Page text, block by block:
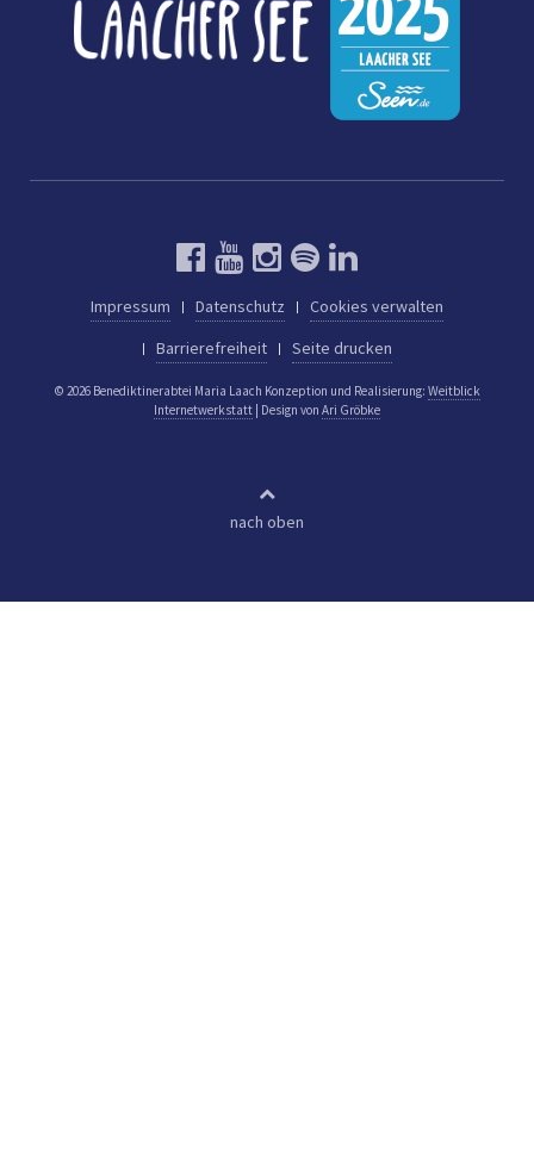
Impressum Datenschutz
Cookies verwalten
Barrierefreiheit
Seite drucken
© 2026 Benediktinerabtei Maria Laach Konzeption und Realisierung: Weitblick
Internetwerkstatt | Design von Ari Gröbke
nach oben